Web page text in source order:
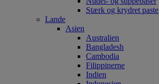
Stærk og krydret paste
Lande
Asien
Australien
Bangladesh
Cambodia
Filippinerne
Indien